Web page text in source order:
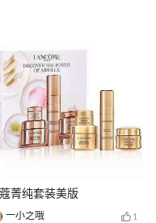
菁纯套装美版
一小之哦 1